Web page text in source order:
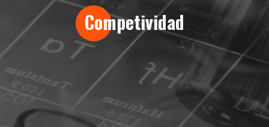
APLICACIÓN
SOPORTE
NOTICIAS
Competividad